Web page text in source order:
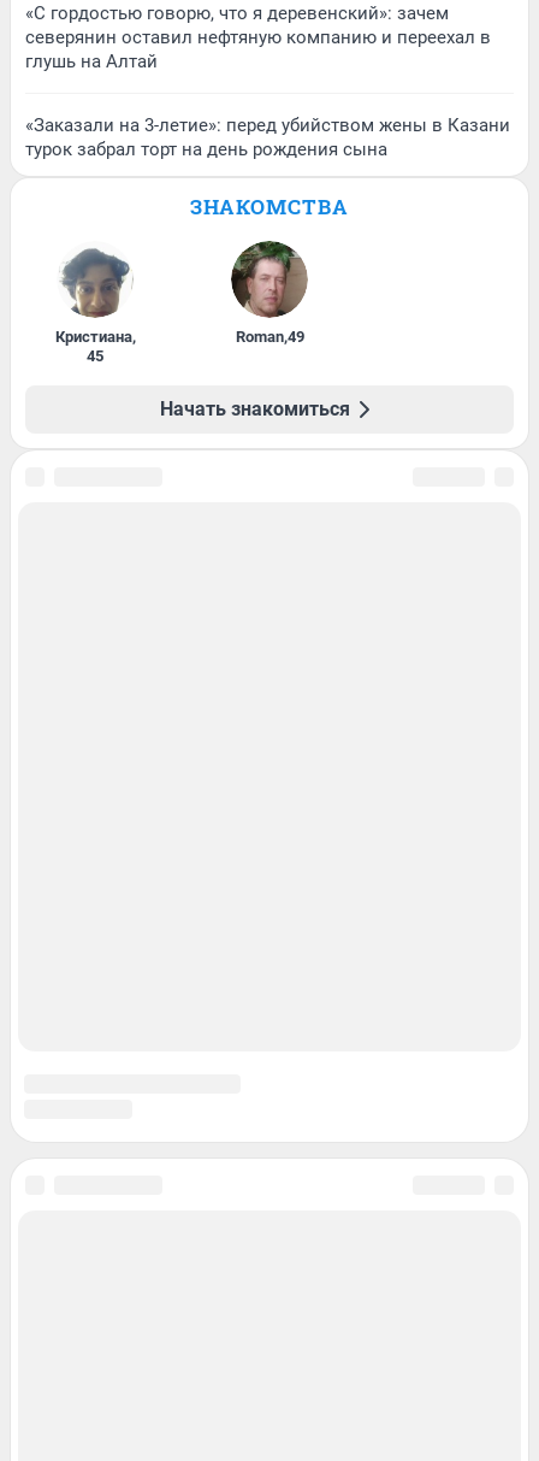
«С гордостью говорю, что я деревенский»: зачем
северянин оставил нефтяную компанию и переехал в
глушь на Алтай
«Заказали на 3-летие»: перед убийством жены в Казани
турок забрал торт на день рождения сына
ЗНАКОМСТВА
Кристиана,
45
Roman,49
Начать знакомиться